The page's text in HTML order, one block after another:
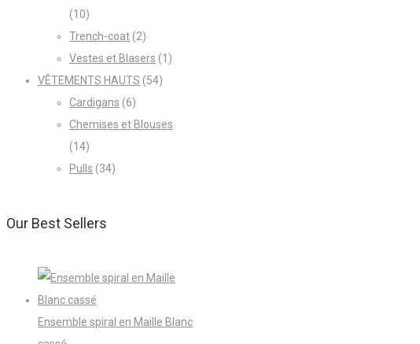
(10)
Trench-coat (2)
Vestes et Blasers (1)
VÊTEMENTS HAUTS (54)
Cardigans (6)
Chemises et Blouses
(14)
Pulls (34)
Our Best Sellers
Ensemble spiral en Maille Blanc